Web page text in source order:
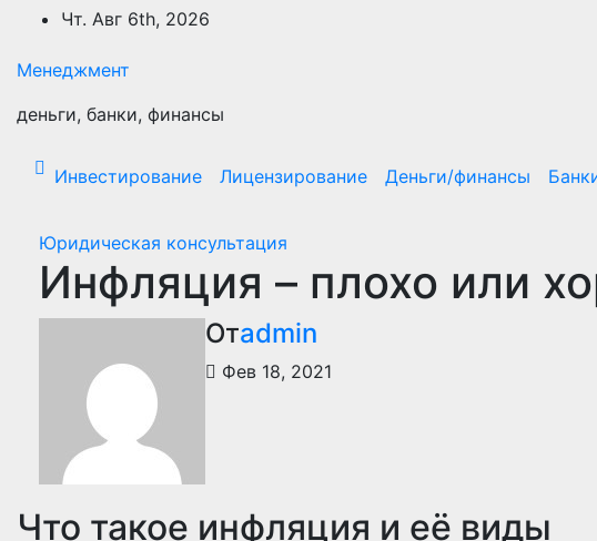
Перейти
содержимому
Чт. Авг 6th, 2026
Менеджмент
деньги, банки, финансы
Инвестирование Лицензирование Деньги/финансы
Юридическая консультация
Инфляция – плохо или
Отadmin
Фев 18, 2021
Что такое инфляция и её виды